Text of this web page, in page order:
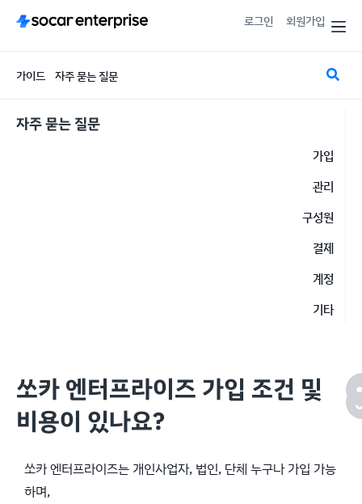
로그인 회원가입
가이드 자주 묻는 질문
자주 묻는 질문
가입
관리
구성원
결제
계정
기타
쏘카 엔터프라이즈 가입 조건 및
비용이 있나요?
쏘카 엔터프라이즈는 개인사업자, 법인, 단체 누구나 가입 가능
하며,